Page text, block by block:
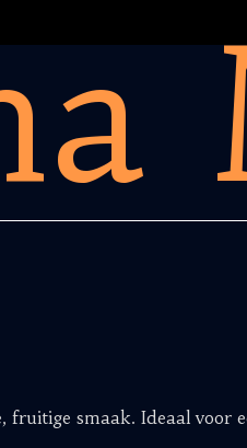
fruitige smaak. Ideaal voor